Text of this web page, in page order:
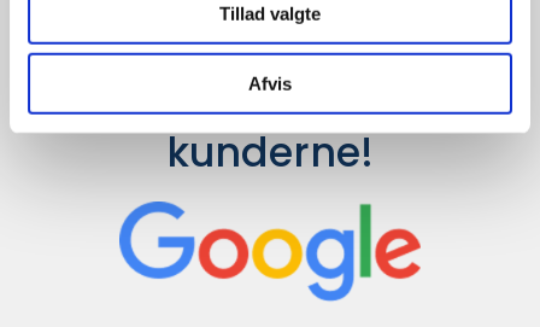
Tillad valgte
Afvis
Det siger
kunderne!